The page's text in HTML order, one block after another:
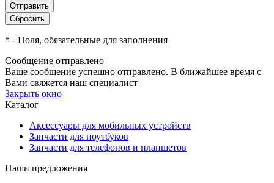
* - Поля, обязательные для заполнения
Сообщение отправлено
Ваше сообщение успешно отправлено. В ближайшее время с
Вами свяжется наш специалист
Закрыть окно
Каталог
Аксессуары для мобильных устройств
Запчасти для ноутбуков
Запчасти для телефонов и планшетов
Наши предложения